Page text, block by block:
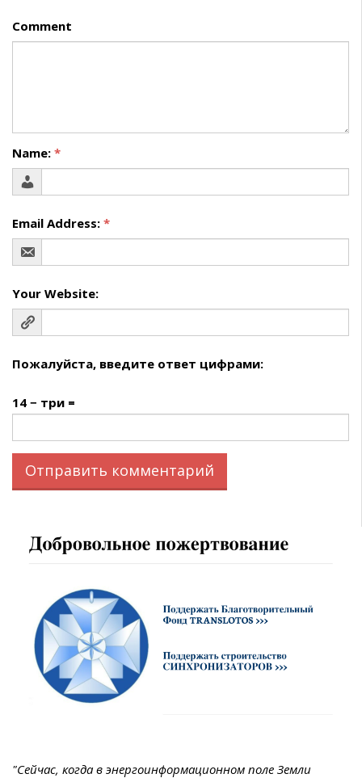
Comment
Name: *
Email Address: *
Your Website:
Пожалуйста, введите ответ цифрами:
14 − три =
"Сейчас, когда в энергоинформационном поле Земли